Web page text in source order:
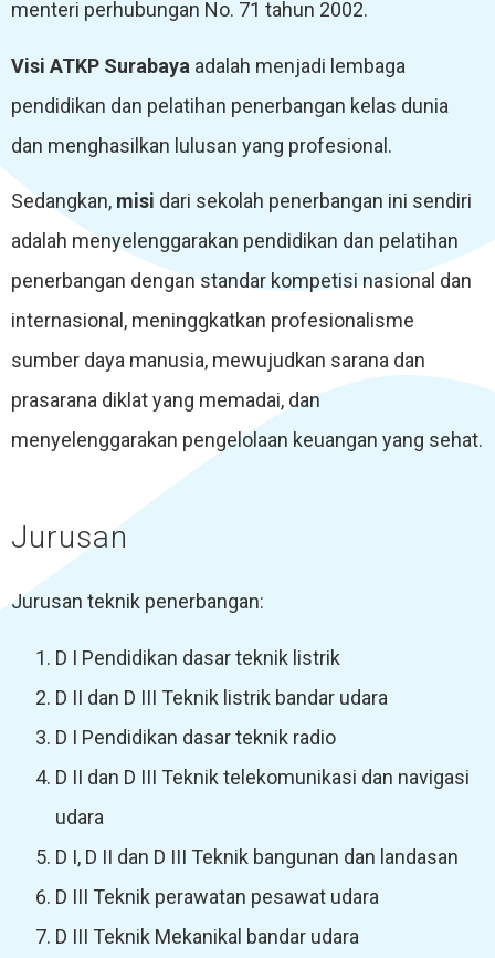
menteri perhubungan No. 71 tahun 2002.
Visi ATKP Surabaya adalah menjadi lembaga
pendidikan dan pelatihan penerbangan kelas dunia
dan menghasilkan lulusan yang profesional.
Sedangkan, misi dari sekolah penerbangan ini sendiri
adalah menyelenggarakan pendidikan dan pelatihan
penerbangan dengan standar kompetisi nasional dan
internasional, meninggkatkan profesionalisme
sumber daya manusia, mewujudkan sarana dan
prasarana diklat yang memadai, dan
menyelenggarakan pengelolaan keuangan yang sehat.
Jurusan
Jurusan teknik penerbangan:
D I Pendidikan dasar teknik listrik
D II dan D III Teknik listrik bandar udara
D I Pendidikan dasar teknik radio
D II dan D III Teknik telekomunikasi dan navigasi
udara
D I, D II dan D III Teknik bangunan dan landasan
D III Teknik perawatan pesawat udara
D III Teknik Mekanikal bandar udara